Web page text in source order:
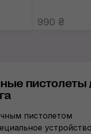
990 ₴
пистолеты
пистолетом